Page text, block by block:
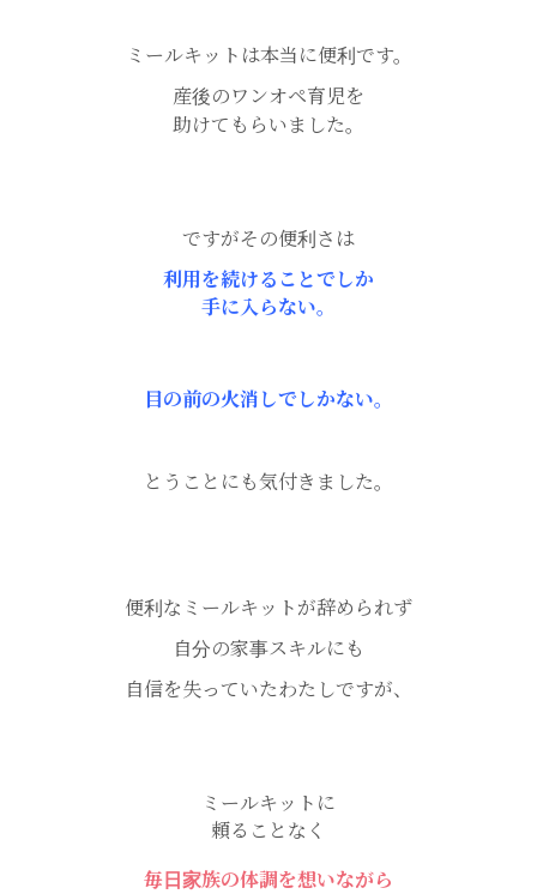
ミールキットは本当に便利です。
産後のワンオペ育児を
助けてもらいました。
ですがその便利さは
利用を続けることでしか
手に入らない。
目の前の火消しでしかない。
とうことにも気付きました。
便利なミールキットが辞められず
自分の家事スキルにも
自信を失っていたわたしですが、
ミールキットに
頼ることなく
毎日家族の体調を想いながら